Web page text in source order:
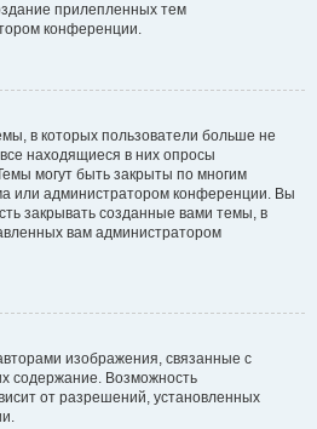
прилепленных тем
конференции.
в которых пользователи больше не
находящиеся в них опросы
могут быть закрыты по многим
или администратором конференции. Вы
закрывать созданные вами темы, в
вам администратором
изображения, связанные с
содержание. Возможность
от разрешений, установленных